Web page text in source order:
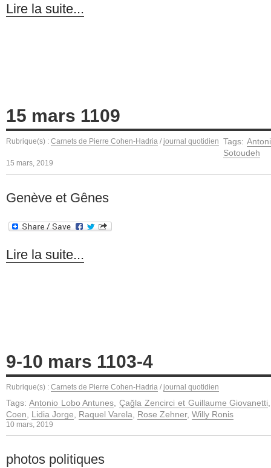
Lire la suite...
15 mars 1109
Rubrique(s) : Carnets de Pierre Cohen-Hadria / journal quotidien Tags:
Sotoudeh
15 mars, 2019
Genève et Gênes
Lire la suite...
9-10 mars 1103-4
Rubrique(s) : Carnets de Pierre Cohen-Hadria / journal quotidien
Tags: Antonio Lobo Antunes ,Çağla Zencirci et Guillaume Giovanetti
Coen
Lidia Jorge Raquel Varela Rose Zehner, Willy Ronis
10 mars, 2019
photos politiques